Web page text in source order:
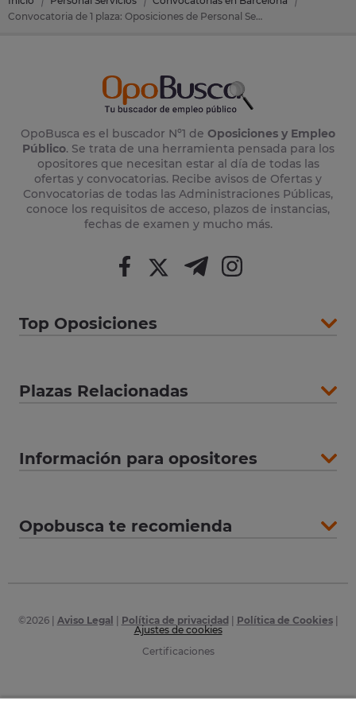
Convocatoria de 1 plaza: Oposiciones de Personal Servicios en Masquefa (Barcelona)
OpoBusca es el buscador Nº1 de Oposiciones y Empleo
Público. Se trata de una herramienta pensada para los
opositores que necesitan estar al día de todas las
ofertas y convocatorias. Recibe avisos de Ofertas y
Convocatorias de todas las Administraciones Públicas,
conoce los requisitos de acceso, plazos de instancias,
fechas de examen y mucho más.
Top Oposiciones
Plazas Relacionadas
Información para opositores
Opobusca te recomienda
©2026| Aviso Legal Política de privacidad Política de Cookies|
Ajustes de cookies
Certificaciones